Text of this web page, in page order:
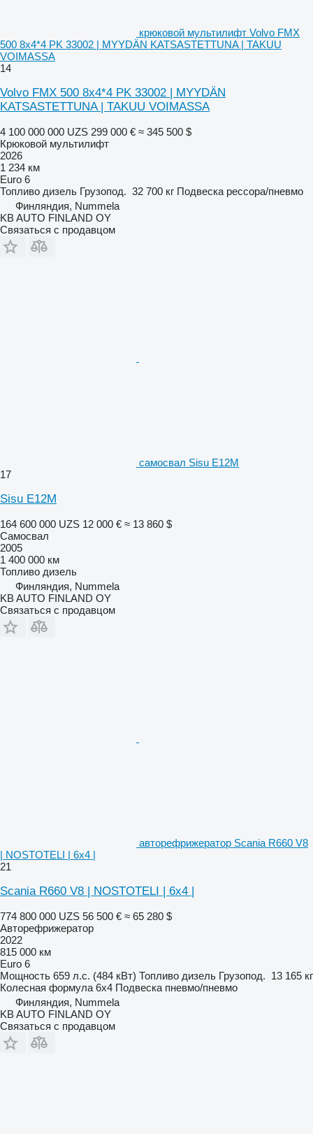
крюковой мультилифт Volvo FMX
500 8x4*4 PK 33002 | MYYDÄN KATSASTETTUNA | TAKUU
VOIMASSA
14
Volvo FMX 500 8x4*4 PK 33002 | MYYDÄN
KATSASTETTUNA | TAKUU VOIMASSA
4 100 000 000 UZS 299 000 € ≈ 345 500 $
Крюковой мультилифт
2026
1 234 км
Euro 6
Топливо дизель Грузопод. 32 700 кг Подвеска рессора/пневмо
Финляндия, Nummela
KB AUTO FINLAND OY
Связаться с продавцом
самосвал Sisu E12M
17
Sisu E12M
164 600 000 UZS 12 000 € ≈ 13 860 $
Самосвал
2005
1 400 000 км
Топливо дизель
Финляндия, Nummela
KB AUTO FINLAND OY
Связаться с продавцом
авторефрижератор Scania R660 V8
| NOSTOTELI | 6x4 |
21
Scania R660 V8 | NOSTOTELI | 6x4 |
774 800 000 UZS 56 500 € ≈ 65 280 $
Авторефрижератор
2022
815 000 км
Euro 6
Мощность 659 л.с. (484 кВт) Топливо дизель Грузопод. 13 165 кг
Колесная формула 6x4 Подвеска пневмо/пневмо
Финляндия, Nummela
KB AUTO FINLAND OY
Связаться с продавцом